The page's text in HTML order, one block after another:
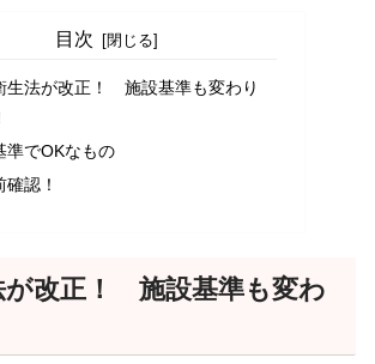
目次
生法が改正！ 施設基準も変わり
準でOKなもの
認！
が改正！ 施設基準も変わ